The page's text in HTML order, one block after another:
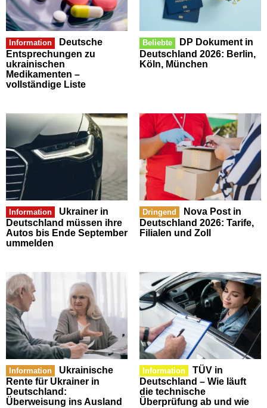
Information
Deutsche
Entsprechungen zu
ukrainischen
Medikamenten –
vollständige Liste
Beliebte
DP Dokument in
Deutschland 2026: Berlin,
Köln, München
Information
Ukrainer in
Deutschland müssen ihre
Autos bis Ende September
ummelden
Dringend
Nova Post in
Deutschland 2026: Tarife,
Filialen und Zoll
Information
Ukrainische
Rente für Ukrainer in
Deutschland:
Überweisung ins Ausland
Information
TÜV in
Deutschland – Wie läuft
die technische
Überprüfung ab und wie